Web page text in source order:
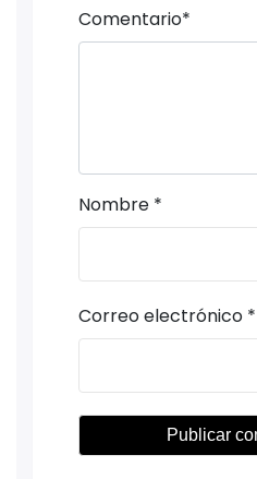
Comentario*
Nombre *
Correo electrónico *